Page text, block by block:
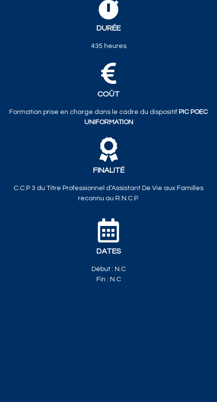
DURÉE
435 heures
COÛT
Formation prise en charge dans le cadre du dispositif PIC POEC
UNIFORMATION
FINALITÉ
C.C.P 3 du Titre Professionnel d’Assistant De Vie aux Familles
reconnu au R.N.C.P.
DATES
Début : N.C
Fin : N.C